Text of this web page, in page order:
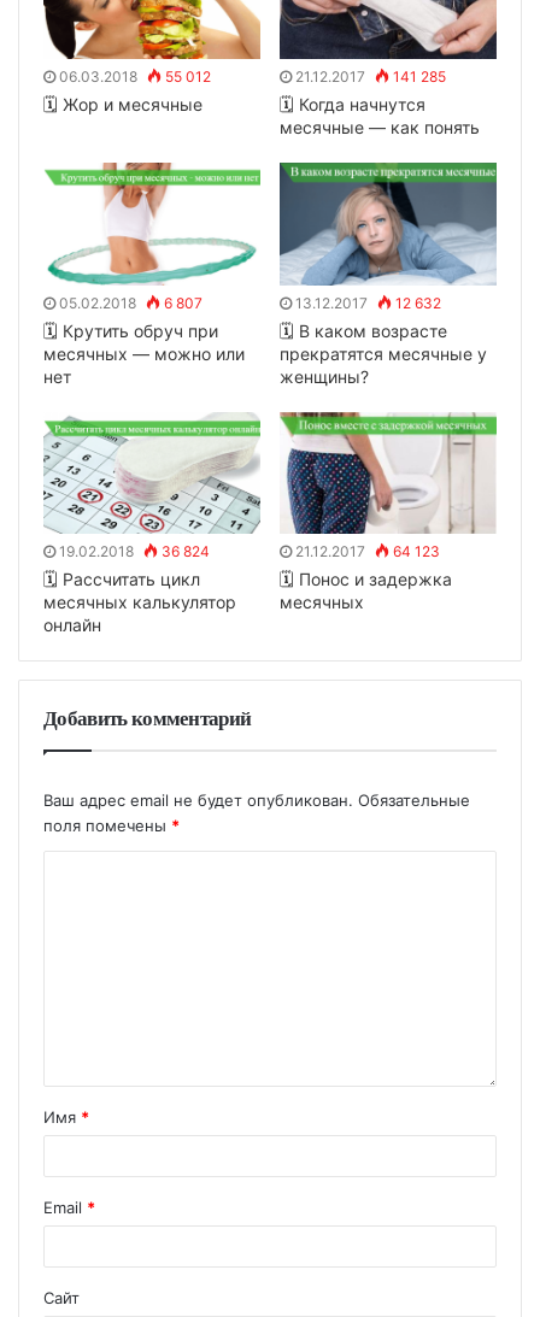
06.03.2018 55 012
🗓 Жор и месячные
21.12.2017 141 285
🗓 Когда начнутся
месячные — как понять
05.02.2018 6 807
🗓 Крутить обруч при
месячных — можно или
нет
13.12.2017 12 632
🗓 В каком возрасте
прекратятся месячные у
женщины?
19.02.2018 36 824
🗓 Рассчитать цикл
месячных калькулятор
онлайн
21.12.2017 64 123
🗓 Понос и задержка
месячных
Добавить комментарий
Ваш адрес email не будет опубликован. Обязательные
поля помечены *
Имя *
Email *
Сайт